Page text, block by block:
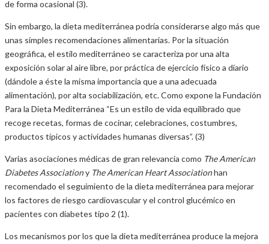
de forma ocasional (3).
Sin embargo, la dieta mediterránea podría considerarse algo más que
unas simples recomendaciones alimentarias. Por la situación
geográfica, el estilo mediterráneo se caracteriza por una alta
exposición solar al aire libre, por práctica de ejercicio físico a diario
(dándole a éste la misma importancia que a una adecuada
alimentación), por alta sociabilización, etc. Como expone la Fundación
Para la Dieta Mediterránea “Es un estilo de vida equilibrado que
recoge recetas, formas de cocinar, celebraciones, costumbres,
productos típicos y actividades humanas diversas”. (3)
Varias asociaciones médicas de gran relevancia como The American
Diabetes Associationy The American Heart Associationhan
recomendado el seguimiento de la dieta mediterránea para mejorar
los factores de riesgo cardiovascular y el control glucémico en
pacientes con diabetes tipo 2 (1).
Los mecanismos por los que la dieta mediterránea produce la mejora